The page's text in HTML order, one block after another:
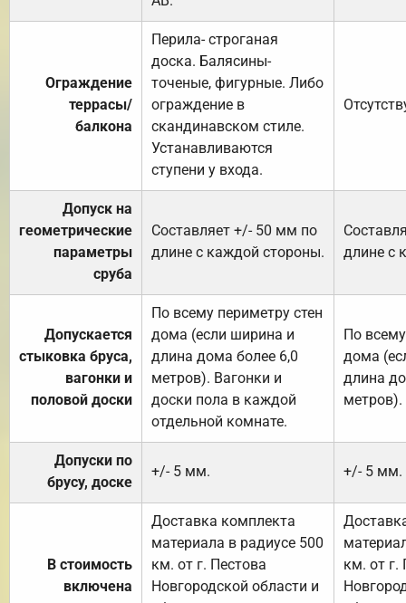
Ограждение
террасы/
балкона
Перила- строганая
доска. Балясины-
точеные, фигурные. Либо
ограждение в
скандинавском стиле.
Устанавливаются
ступени у входа.
Допуск на
геометрические
параметры
сруба
Составляет +/- 50 мм по
длине с каждой стороны.
длине с
Допускается
стыковка бруса,
вагонки и
половой доски
По всему периметру стен
дома (если ширина и
длина дома более 6,0
метров). Вагонки и
доски пола в каждой
отдельной комнате.
По
дома
длина
метров).
Допуски по
брусу, доске
+/- 5 мм. +/- 5 мм.
В стоимость
включена
Доставка комплекта
материала в радиусе 500
км. от г. Пестова
Новгородской области и
км. от г.